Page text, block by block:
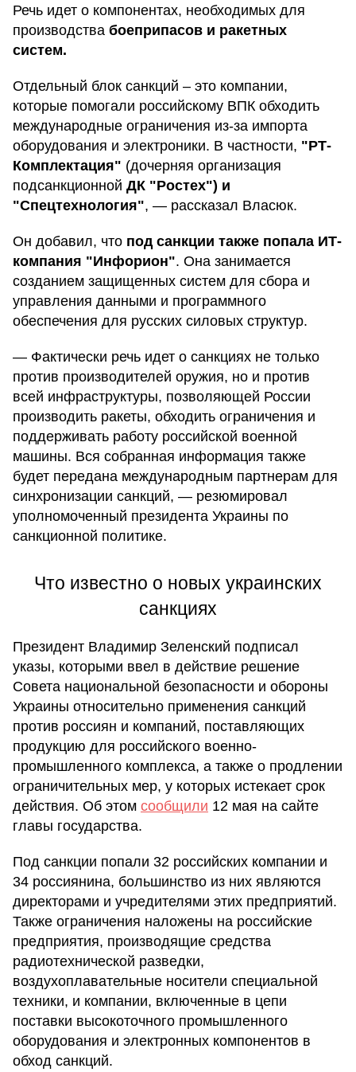
Речь идет о компонентах, необходимых для
производства боеприпасов и ракетных
систем.
Отдельный блок санкций – это компании,
которые помогали российскому ВПК обходить
международные ограничения из-за импорта
оборудования и электроники. В частности, "РТ-
Комплектация" (дочерняя организация
подсанкционной ДК "Ростех") и
"Спецтехнология", — рассказал Власюк.
Он добавил, что под санкции также попала ИТ-
компания "Инфорион". Она занимается
созданием защищенных систем для сбора и
управления данными и программного
обеспечения для русских силовых структур.
— Фактически речь идет о санкциях не только
против производителей оружия, но и против
всей инфраструктуры, позволяющей России
производить ракеты, обходить ограничения и
поддерживать работу российской военной
машины. Вся собранная информация также
будет передана международным партнерам для
синхронизации санкций, — резюмировал
уполномоченный президента Украины по
санкционной политике.
Что известно о новых украинских
санкциях
Президент Владимир Зеленский подписал
указы, которыми ввел в действие решение
Совета национальной безопасности и обороны
Украины относительно применения санкций
против россиян и компаний, поставляющих
продукцию для российского военно-
промышленного комплекса, а также о продлении
ограничительных мер, у которых истекает срок
действия. Об этом сообщили 12 мая на сайте
главы государства.
Под санкции попали 32 российских компании и
34 россиянина, большинство из них являются
директорами и учредителями этих предприятий.
Также ограничения наложены на российские
предприятия, производящие средства
радиотехнической разведки,
воздухоплавательные носители специальной
техники, и компании, включенные в цепи
поставки высокоточного промышленного
оборудования и электронных компонентов в
обход санкций.